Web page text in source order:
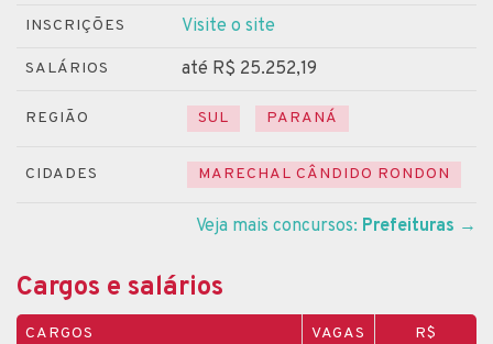
INSCRIÇÕES Visite o site
SALÁRIOS até R$ 25.252,19
REGIÃO SUL PARANÁ
CIDADES MARECHAL CÂNDIDO RONDON
Veja mais concursos: Prefeituras →
Cargos e salários
CARGOS VAGAS R$